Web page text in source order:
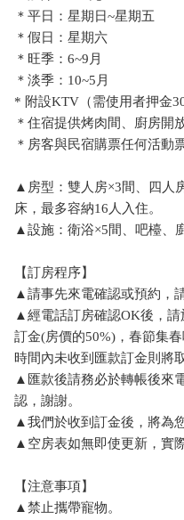
＊平日：星期日~星期五
＊假日：星期六
＊旺季：6~9月
＊淡季：10~5月
* 附設KTV（需使用者押金
＊住宿提供烤肉間、廚房開
＊房客與民宿購票任何活動
▲房型：雙人房×3間、四人
床，最多容納16人入住。
▲設施：衛浴×5間、吧檯、
【訂房程序】
▲請事先來電確認或預約，
▲經電話訂房確認OK後，請
訂金(房價的50%)，春節集
時間內未收到匯款訂金則將
▲匯款後請務必於轉帳後來
認，謝謝。
▲我們於收到訂金後，將為
▲空房表如無即使更新，實
【注意事項】
▲禁止攜帶寵物。